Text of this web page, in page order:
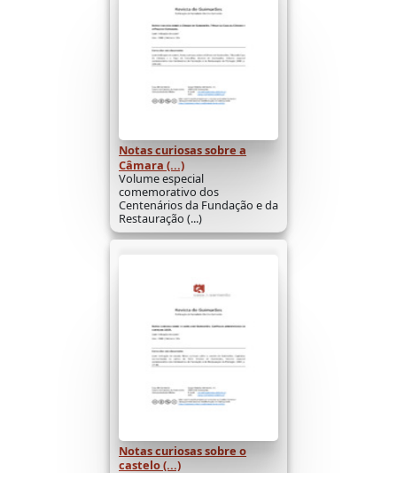
Notas curiosas sobre a
Câmara (...)
Volume especial
comemorativo dos
Centenários da Fundação e da
Restauração (...)
Notas curiosas sobre o
castelo (...)
Volume especial